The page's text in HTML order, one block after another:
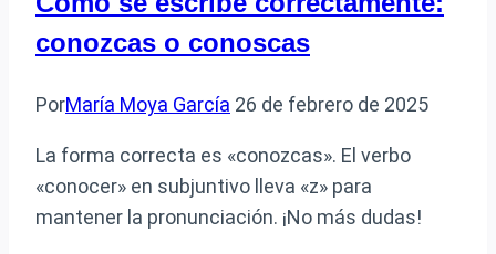
Curriculum
Vitae
conozcas o conoscas
PorMaría Moya García 26 de febrero de 2025
La forma correcta es «conozcas». El verbo
«conocer» en subjuntivo lleva «z» para
mantener la pronunciación. ¡No más dudas!